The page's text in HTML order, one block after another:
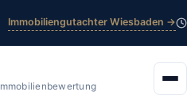
Immobiliengutachter Wiesbaden →